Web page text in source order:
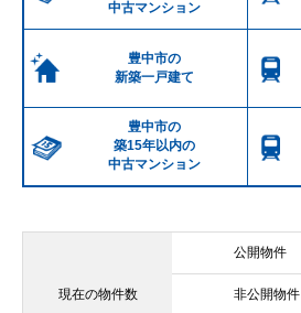
中古マンション
豊中市の
新築一戸建て
豊中市の
築15年以内の
中古マンション
現在の物件数
公開物件
非公開物件